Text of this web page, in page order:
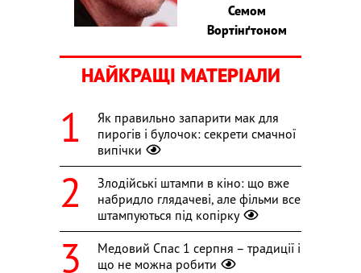
Семом
Вортінґтоном
НАЙКРАЩІ МАТЕРІАЛИ
Як правильно запарити мак для
пирогів і булочок: секрети смачної
випічки
Злодійські штампи в кіно: що вже
набридло глядачеві, але фільми все
штампуються під копірку
Медовий Спас 1 серпня – традиції і
що не можна робити